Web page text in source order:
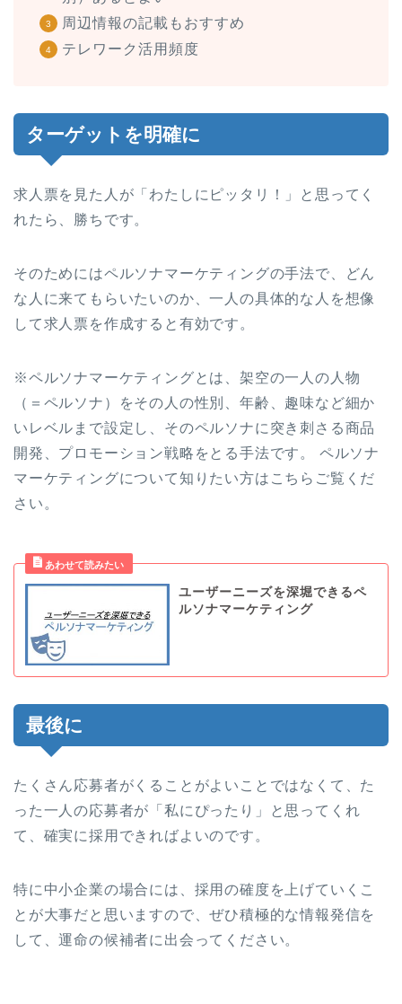
周辺情報の記載もおすすめ
テレワーク活用頻度
ターゲットを明確に
求人票を見た人が「わたしにピッタリ！」と思ってく
れたら、勝ちです。
そのためにはペルソナマーケティングの手法で、どん
な人に来てもらいたいのか、一人の具体的な人を想像
して求人票を作成すると有効です。
※ペルソナマーケティングとは、架空の一人の人物
（＝ペルソナ）をその人の性別、年齢、趣味など細か
いレベルまで設定し、そのペルソナに突き刺さる商品
開発、プロモーション戦略をとる手法です。 ペルソナ
マーケティングについて知りたい方はこちらご覧くだ
さい。
ユーザーニーズを深堀できるペ
ルソナマーケティング
最後に
たくさん応募者がくることがよいことではなくて、た
った一人の応募者が「私にぴったり」と思ってくれ
て、確実に採用できればよいのです。
特に中小企業の場合には、採用の確度を上げていくこ
とが大事だと思いますので、ぜひ積極的な情報発信を
して、運命の候補者に出会ってください。